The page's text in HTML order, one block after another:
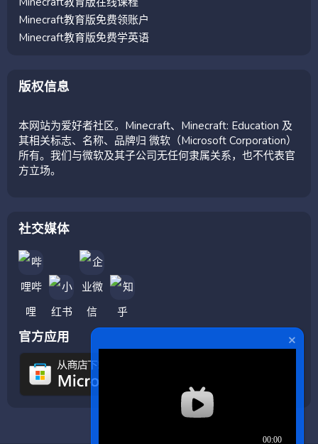
Minecraft教育版免费领账户
Minecraft教育版免费学英语
版权信息
本网站为爱好者社区。Minecraft、Minecraft: Education 及
其相关标志、名称、品牌归 微软（Microsoft Corporation）
所有。我们与微软及其子公司无任何隶属关系，也不代表官
方立场。
社交媒体
官方应用